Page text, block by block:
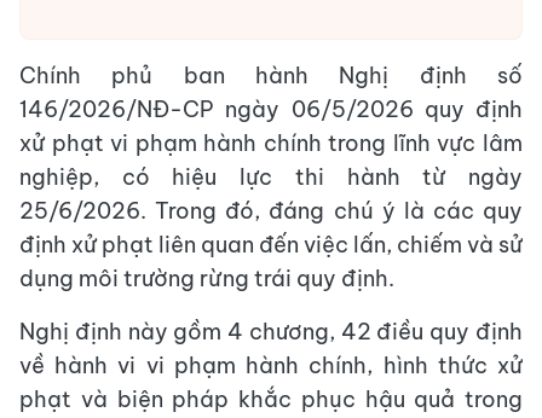
Chính phủ ban hành Nghị định số
146/2026/NĐ-CP ngày 06/5/2026 quy định
xử phạt vi phạm hành chính trong lĩnh vực lâm
nghiệp, có hiệu lực thi hành từ ngày
25/6/2026. Trong đó, đáng chú ý là các quy
định xử phạt liên quan đến việc lấn, chiếm và sử
dụng môi trường rừng trái quy định.
Nghị định này gồm 4 chương, 42 điều quy định
về hành vi vi phạm hành chính, hình thức xử
phạt và biện pháp khắc phục hậu quả trong